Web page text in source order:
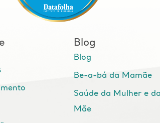
Blog
Blog
Be-a-bá da Mamãe
Saúde da Mulher e da
Mãe